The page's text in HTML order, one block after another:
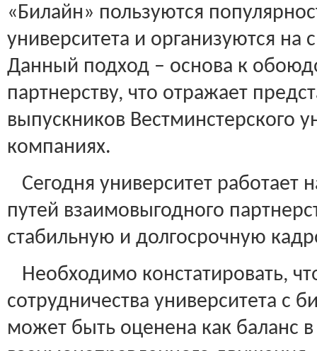
«Билайн» пользуются
университета и организуются на
Данный подход – основа к
партнерству, что отражает
выпускников Вестминстерского
компаниях.
Сегодня университет работает
путей взаимовыгодного
стабильную и долгосрочную
Необходимо констатировать,
сотрудничества университета с
может быть оценена как баланс